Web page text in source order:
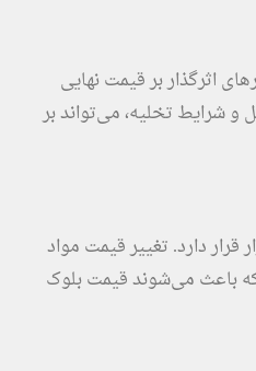
اثرگذار بر قیمت نهایی
شرایط تخلیه، می‌تواند بر
دارد. تغییر قیمت مواد
که باعث می‌شوند قیمت بلوک